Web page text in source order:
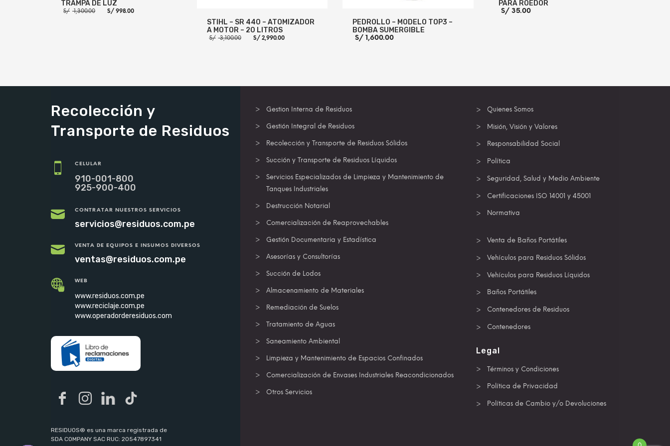
TRAMPA DE LUZ
S/ 1,300.00
El
S/ 998.00
STIHL – SR 440 – ATOMIZADOR
A MOTOR – 20 LITROS
S/ 3,100.00
El
S/2,990.00
PEDROLLO – MODELO TOP3 –
BOMBA SUMERGIBLE
S/ 1,600.00
PARA ROEDOR
S/35.00
Recolección y
Transporte de Residuos
CELULAR
910-001-800
925-900-400
CONTRATAR NUESTROS SERVICIOS
servicios@residuos.com.pe
VENTA DE EQUIPOS E INSUMOS DIVERSOS
ventas@residuos.com.pe
WEB
www.residuos.com.pe
www.reciclaje.com.pe
www.operadorderesiduos.com
RESIDUOS® es una marca registrada de
SDA COMPANY SAC RUC: 20547897341
Gestion Interna de Residuos
Gestión Integral de Residuos
Recolección y Transporte de Residuos Sólidos
Succión y Transporte de Residuos Líquidos
Servicios Especializados de Limpieza y Mantenimiento de
Tanques Industriales
Destrucción Notarial
Comercialización de Reaprovechables
Gestión Documentaria y Estadística
Asesorías y Consultorías
Succión de Lodos
Almacenamiento de Materiales
Remediación de Suelos
Tratamiento de Aguas
Saneamiento Ambiental
Limpieza y Mantenimiento de Espacios Confinados
Comercialización de Envases Industriales Reacondicionados
Otros Servicios
Quienes Somos
Misión, Visión y Valores
Responsabilidad Social
Política
Seguridad, Salud y Medio Ambiente
Certificaciones ISO 14001 y 45001
Normativa
Venta de Baños Portátiles
Vehículos para Residuos Sólidos
Vehículos para Residuos Líquidos
Baños Portátiles
Contenedores de Residuos
Contenedores
Legal
Términos y Condiciones
Política de Privacidad
Políticas de Cambio y/o Devoluciones